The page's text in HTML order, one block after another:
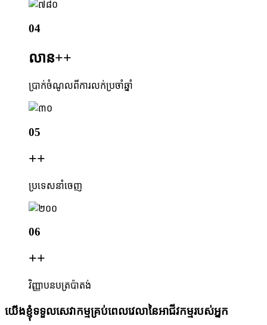
04
លាន++
ប្រាក់ចំណូលពីការលក់ប្រចាំឆ្នាំ
05
++
ប្រទេសនាំចេញ
06
++
វិញ្ញាបនបត្រប៉ាតង់
យើងខ្ញុំទទួលសេវាកម្មគ្រប់ពេលវេលានៃអាជីវកម្មរបស់អ្នក